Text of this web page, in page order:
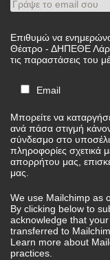
Γράψε το email σου
Επιθυμώ να
Θέατρο - ΔΗΠΕΘΕ
τις παραστάσεις του
Email
Μπορείτε να
ανά πάσα στιγμή
σύνδεσμο στο
πληροφορίες σχετικά
απορρήτου μας,
μας.
We use Mailchimp as
By clicking below to
acknowledge that
transferred to
Learn more about
practices.